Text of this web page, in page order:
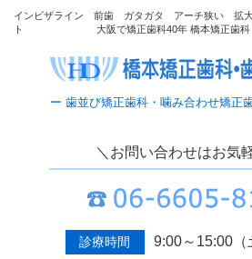
インビザライン 前歯 ガタガタ アーチ狭い 拡
ト 大阪で矯正歯科40年 橋本矯正歯科
＼お問い合わせはお気
診療時間 9:00～15:00（